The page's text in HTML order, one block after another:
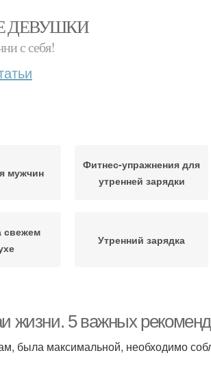
ДЕВУШКИ
с себя!
мужчин
Фитнес-упражнения для
утренней зарядки
свежем
Утренний зарядка
жизни. 5 важных
была максимальной, необходимо